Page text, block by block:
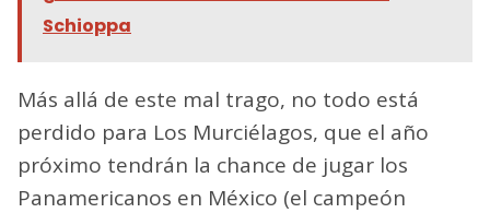
Schioppa
Más allá de este mal trago, no todo está
perdido para Los Murciélagos, que el año
próximo tendrán la chance de jugar los
Panamericanos en México (el campeón